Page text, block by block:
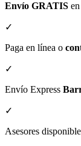
Envío GRATIS
✓
Paga en línea o
✓
Envío Express
✓
Asesores